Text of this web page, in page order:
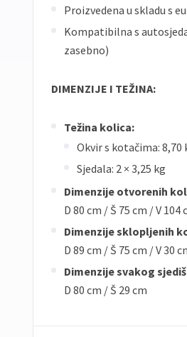
Proizvedena u skladu s
Kompatibilna s
zasebno)
DIMENZIJE I TEŽINA:
Težina kolica:
Okvir s kotačima: 8,70
Sjedala: 2 × 3,25 kg
Dimenzije otvorenih
D 80 cm / Š 75 cm / V 104
Dimenzije sklopljenih
D 89 cm / Š 75 cm / V 30
Dimenzije svakog
D 80 cm / Š 29 cm